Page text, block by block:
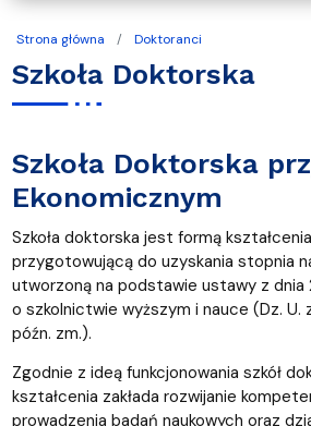
Strona główna Doktoranci
Szkoła Doktorska
Szkoła Doktorska
Ekonomicznym
Szkoła doktorska jest formą
przygotowującą do uzyskania stopnia
utworzoną na podstawie ustawy z dnia
o szkolnictwie wyższym i nauce (Dz. U.
późn. zm.).
Zgodnie z ideą funkcjonowania szkół
kształcenia zakłada rozwijanie
prowadzenia badań naukowych oraz